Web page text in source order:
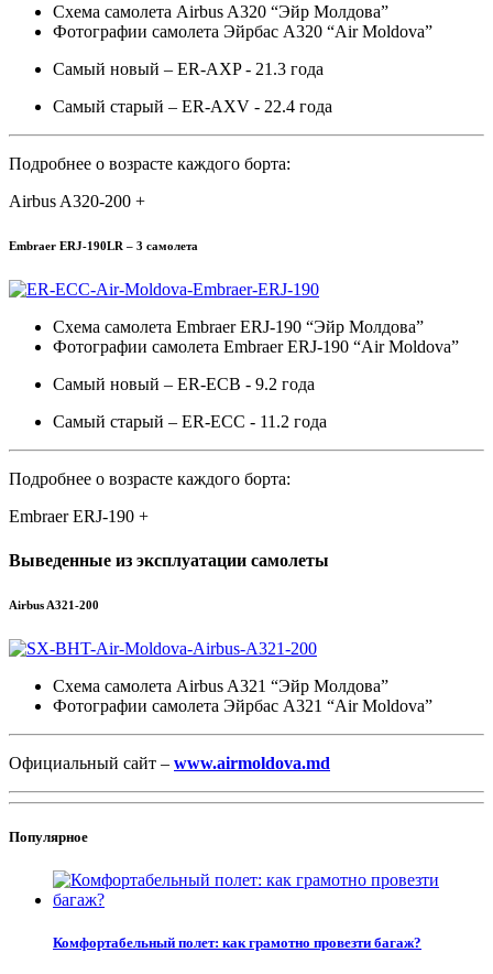
Схема самолета Airbus A320 “Эйр Молдова”
Фотографии самолета Эйрбас A320 “Air Moldova”
Самый новый – ER-AXP - 21.3 года
Самый старый – ER-AXV - 22.4 года
Подробнее о возрасте каждого борта:
Airbus A320-200 +
Embraer ERJ-190LR – 3 самолета
Схема самолета Embraer ERJ-190 “Эйр Молдова”
Фотографии самолета Embraer ERJ-190 “Air Moldova”
Самый новый – ER-ECB - 9.2 года
Самый старый – ER-ECC - 11.2 года
Подробнее о возрасте каждого борта:
Embraer ERJ-190 +
Выведенные из эксплуатации самолеты
Airbus A321-200
Схема самолета Airbus A321 “Эйр Молдова”
Фотографии самолета Эйрбас A321 “Air Moldova”
Официальный сайт – www.airmoldova.md
Популярное
Комфортабельный полет: как грамотно провезти багаж?